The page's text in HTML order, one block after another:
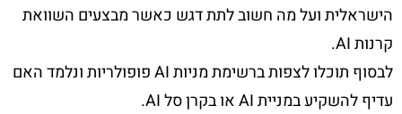
הישראלית ועל מה חשוב לתת דגש כאשר מבצעים השוואת
קרנות AI.
לבסוף תוכלו לצפות ברשימת מניות AI פופולריות ונלמד האם
עדיף להשקיע במניית AI או בקרן סל AI.